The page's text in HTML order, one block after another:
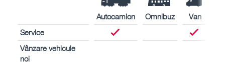
Autocamion Omnibuz
Van
Service
Vânzare vehicule
noi